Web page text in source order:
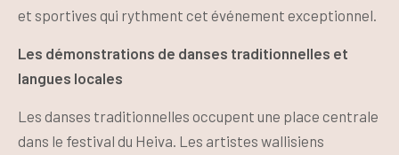
et sportives qui rythment cet événement exceptionnel.
Les démonstrations de danses traditionnelles et
langues locales
Les danses traditionnelles occupent une place centrale
dans le festival du Heiva. Les artistes wallisiens